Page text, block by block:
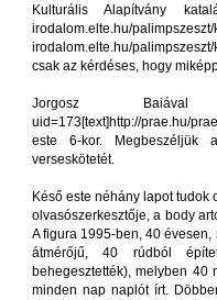
Kulturális Alapítvány
irodalom.elte.hu/
irodalom.elte.hu/
csak az kérdéses, hogy
Jorgosz Baiával
uid=173[text]http://prae.hu/
este 6-kor.
verseskötetét.
Késő este néhány lapot tudok
olvasószerkesztője, a body
A figura 1995-ben, 40
átmérőjű, 40 rúdból
behegesztették), melyben 40
minden nap naplót írt.